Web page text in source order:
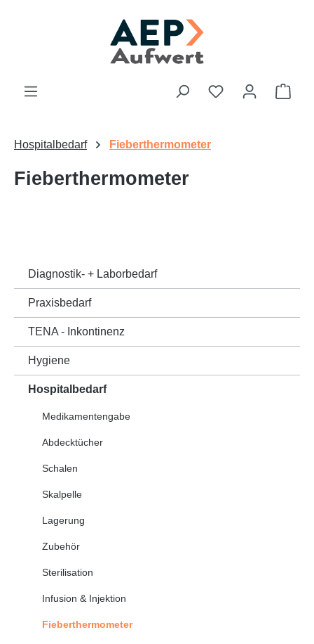
Du hast 0
Hospitalbedarf Fieberthermometer
Fieberthermometer
Diagnostik- + Laborbedarf
Praxisbedarf
TENA - Inkontinenz
Hygiene
Hospitalbedarf
Medikamentengabe
Abdecktücher
Schalen
Skalpelle
Lagerung
Zubehör
Sterilisation
Infusion & Injektion
Fieberthermometer